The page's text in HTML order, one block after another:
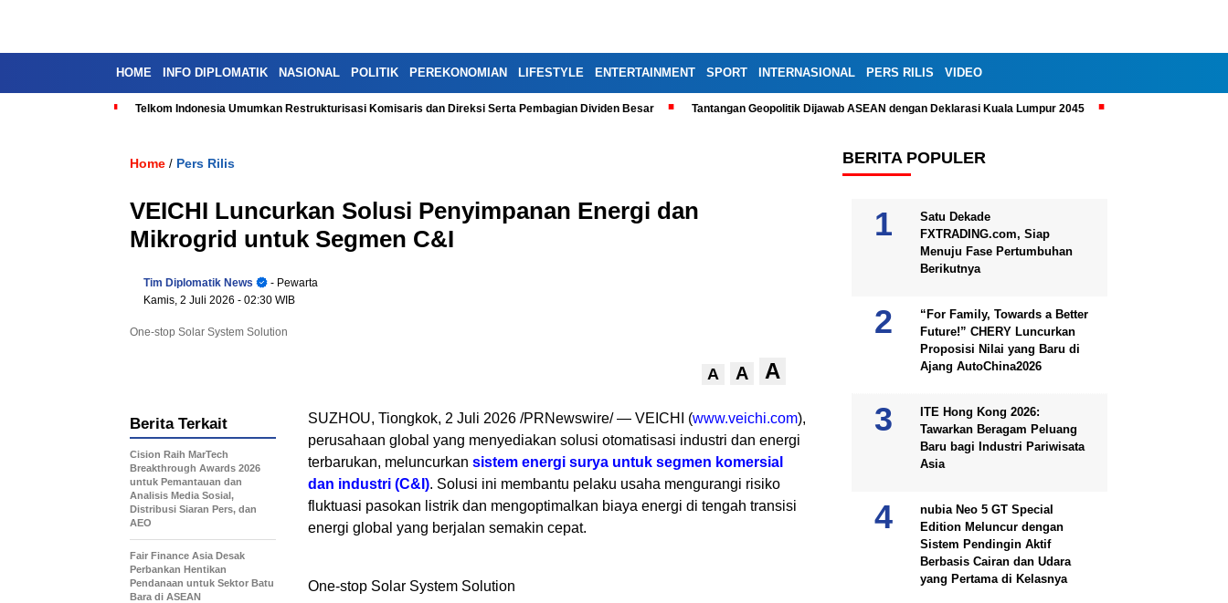
HOME INFO DIPLOMATIK NASIONAL POLITIK PEREKONOMIAN LIFESTYLE ENTERTAINMENT SPORT INTERNASIONAL PERS RILIS VIDEO
Telkom Indonesia Umumkan Restrukturisasi Komisaris dan Direksi Serta Pembagian Dividen Besar Tantangan Geopolitik Dijawab ASEAN dengan Deklarasi Kuala Lumpur 2045
Home / Pers Rilis
VEICHI Luncurkan Solusi Penyimpanan Energi dan
Mikrogrid untuk Segmen C&I
Tim Diplomatik News
- Pewarta
Kamis, 2 Juli 2026 - 02:30 WIB
One-stop Solar System Solution
A A A
SUZHOU, Tiongkok, 2 Juli 2026 /PRNewswire/ — VEICHI (www.veichi.com),
perusahaan global yang menyediakan solusi otomatisasi industri dan energi
terbarukan, meluncurkan sistem energi surya untuk segmen komersial
dan industri (C&I). Solusi ini membantu pelaku usaha mengurangi risiko
fluktuasi pasokan listrik dan mengoptimalkan biaya energi di tengah transisi
energi global yang berjalan semakin cepat.
One-stop Solar System Solution
Berita Terkait
Cision Raih MarTech
Breakthrough Awards 2026
untuk Pemantauan dan
Analisis Media Sosial,
Distribusi Siaran Pers, dan
AEO
Fair Finance Asia Desak
Perbankan Hentikan
Pendanaan untuk Sektor Batu
Bara di ASEAN
BERITA POPULER
Satu Dekade
FXTRADING.com, Siap
Menuju Fase Pertumbuhan
Berikutnya
“For Family, Towards a Better
Future!” CHERY Luncurkan
Proposisi Nilai yang Baru di
Ajang AutoChina2026
ITE Hong Kong 2026:
Tawarkan Beragam Peluang
Baru bagi Industri Pariwisata
Asia
nubia Neo 5 GT Special
Edition Meluncur dengan
Sistem Pendingin Aktif
Berbasis Cairan dan Udara
yang Pertama di Kelasnya